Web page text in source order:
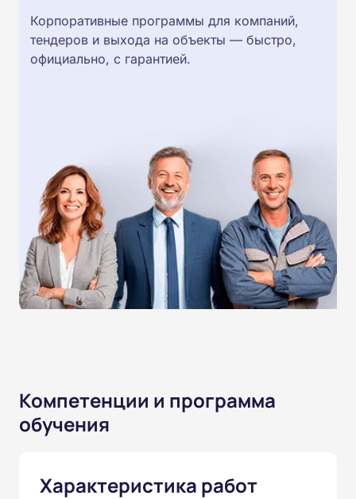
Корпоративные программы для компаний,
тендеров и выхода на объекты — быстро,
официально, с гарантией.
Компетенции и программа
обучения
Характеристика работ